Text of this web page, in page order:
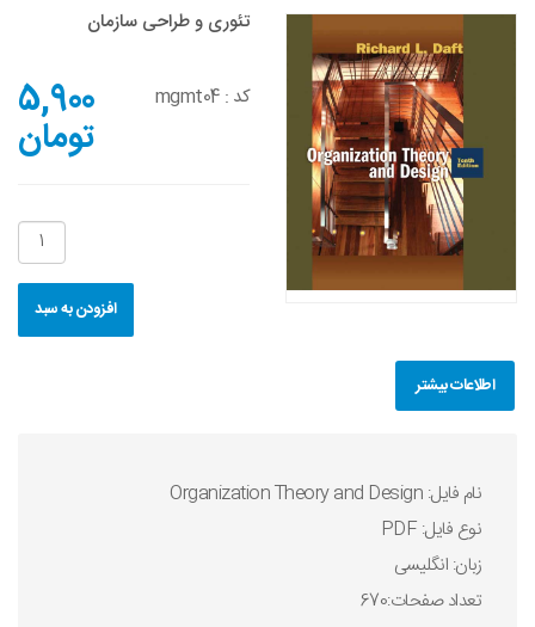
تئوری و طراحی سازمان
5,900
تومان
کد : mgmt04
افزودن به سبد
اطلاعات بیشتر
نام فایل: Organization Theory and Design
نوع فایل: PDF
زبان: انگلیسی
تعداد صفحات:670